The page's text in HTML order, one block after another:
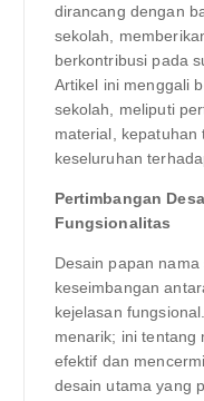
dirancang dengan
sekolah,
berkontribusi pada
Artikel ini menggali
sekolah, meliputi
material,
keseluruhan
Pertimbangan
Fungsionalitas
Desain papan
keseimbangan
kejelasan
menarik; ini tentang
efektif dan
desain utama yang